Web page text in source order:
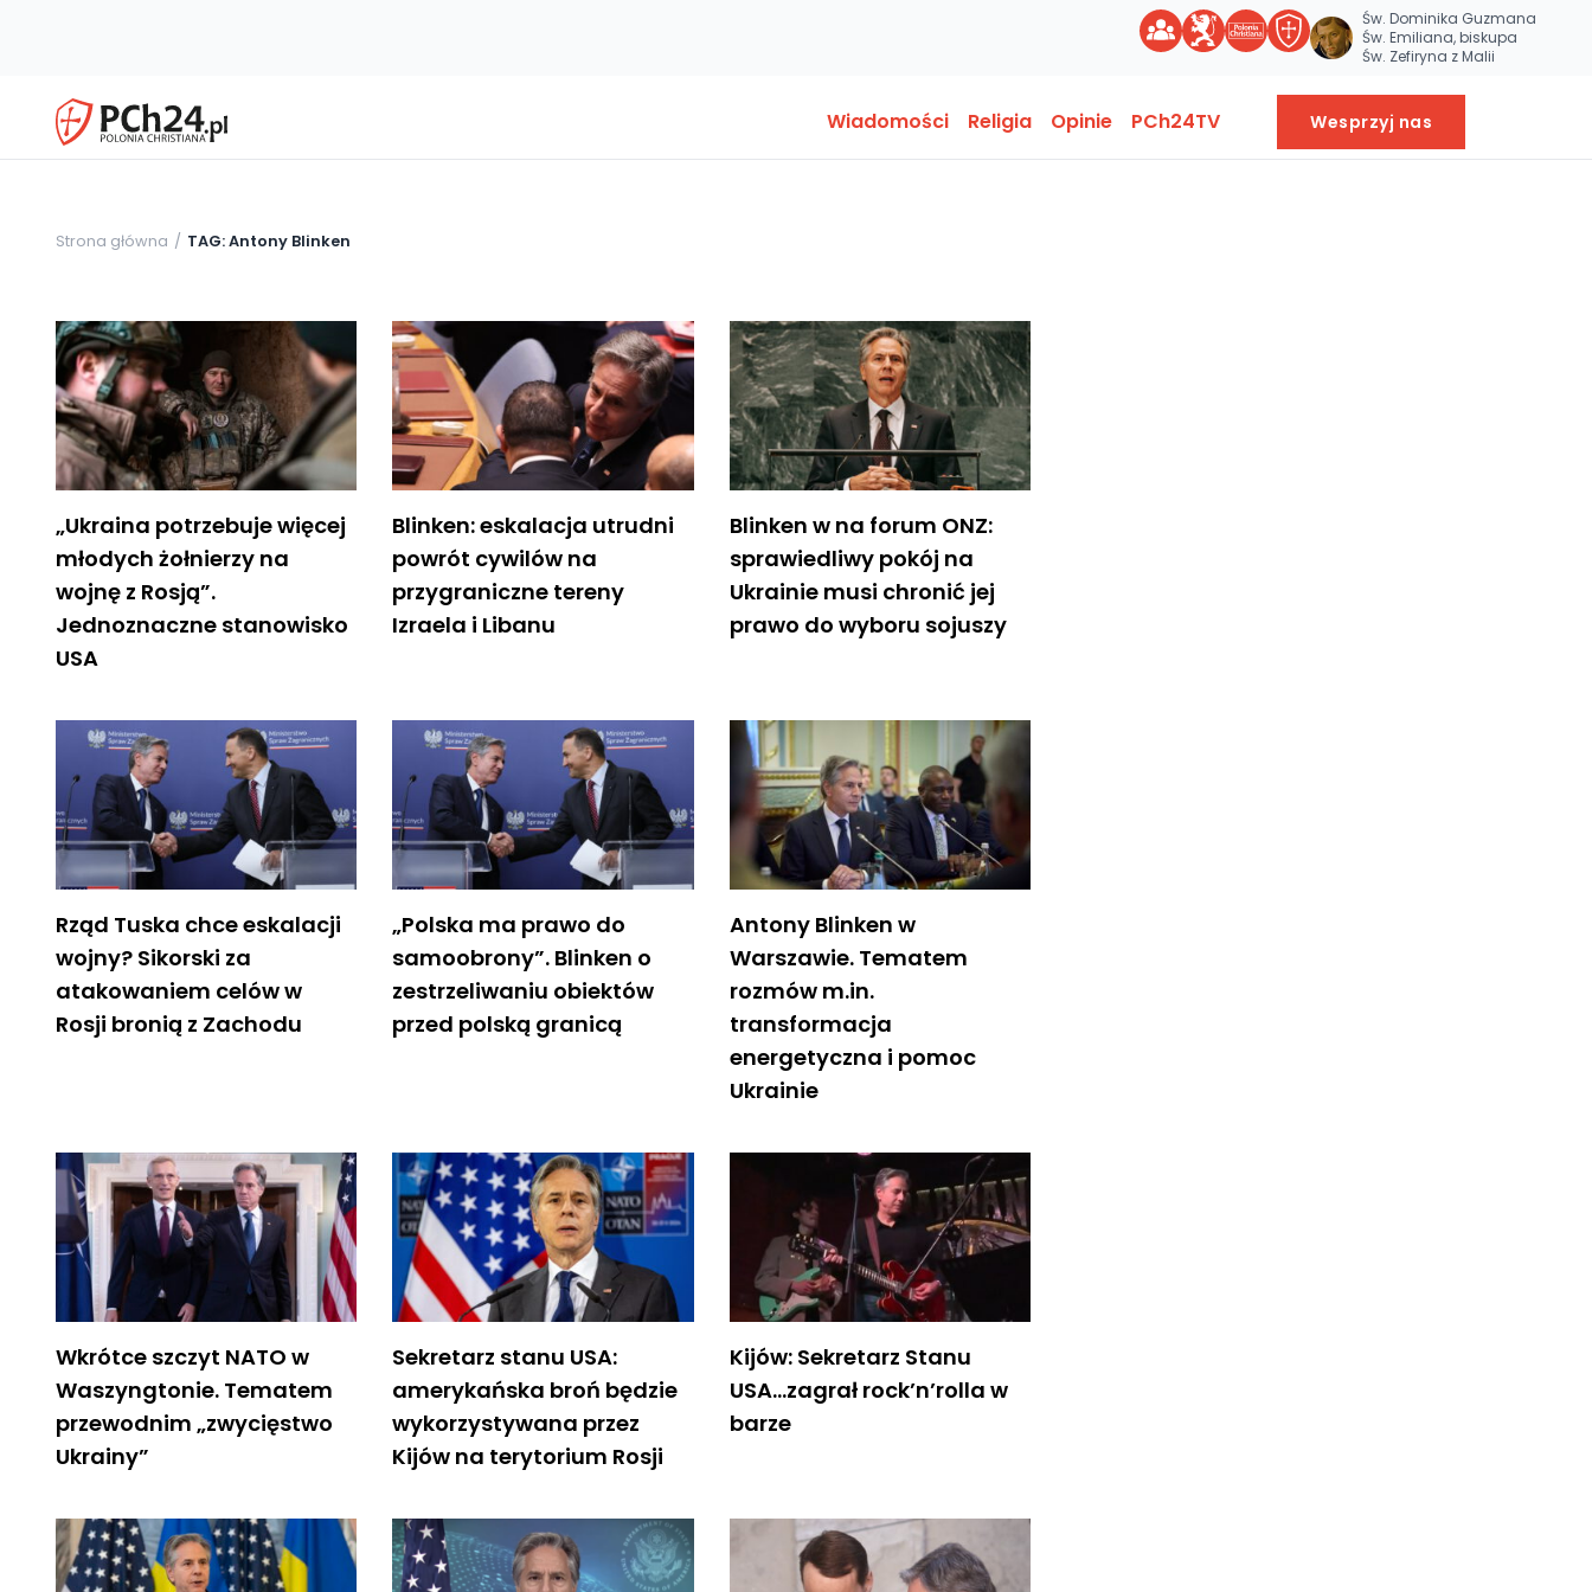
Św. Dominika Guzmana
Św. Emiliana, biskupa
Św. Zefiryna z Malii
Wiadomości Religia Opinie PCh24TV Wesprzyj nas
Strona główna TAG: Antony Blinken
„Ukraina potrzebuje więcej
młodych żołnierzy na
wojnę z Rosją”.
Jednoznaczne stanowisko
USA
Blinken: eskalacja utrudni
powrót cywilów na
przygraniczne tereny
Izraela i Libanu
Blinken w na forum ONZ:
sprawiedliwy pokój na
Ukrainie musi chronić jej
prawo do wyboru sojuszy
Rząd Tuska chce eskalacji
wojny? Sikorski za
atakowaniem celów w
Rosji bronią z Zachodu
„Polska ma prawo do
samoobrony”. Blinken o
zestrzeliwaniu obiektów
przed polską granicą
Antony Blinken w
Warszawie. Tematem
rozmów m.in.
transformacja
energetyczna i pomoc
Ukrainie
Wkrótce szczyt NATO w
Waszyngtonie. Tematem
przewodnim „zwycięstwo
Ukrainy”
Sekretarz stanu USA:
amerykańska broń będzie
wykorzystywana przez
Kijów na terytorium Rosji
Kijów: Sekretarz Stanu
USA…zagrał rock’n’rolla w
barze